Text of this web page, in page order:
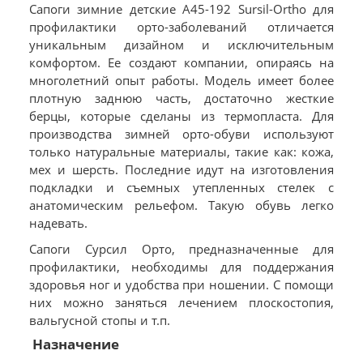
Сапоги зимние детские А45-192 Sursil-Ortho для
профилактики орто-заболеваний отличается
уникальным дизайном и исключительным
комфортом. Ее создают компании, опираясь на
многолетний опыт работы. Модель имеет более
плотную заднюю часть, достаточно жесткие
берцы, которые сделаны из термопласта. Для
производства зимней орто-обуви используют
только натуральные материалы, такие как: кожа,
мех и шерсть. Последние идут на изготовления
подкладки и съемных утепленных стелек с
анатомическим рельефом. Такую обувь легко
надевать.
Сапоги Сурсил Орто, предназначенные для
профилактики, необходимы для поддержания
здоровья ног и удобства при ношении. С помощи
них можно заняться лечением плоскостопия,
вальгусной стопы и т.п.
Назначение